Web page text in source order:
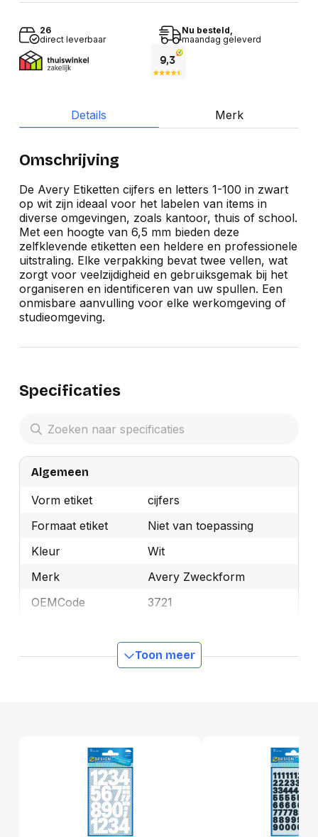
26
direct leverbaar
Nu besteld,
maandag geleverd
Details Merk
Omschrijving
De Avery Etiketten cijfers en letters 1-100 in zwart
op wit zijn ideaal voor het labelen van items in
diverse omgevingen, zoals kantoor, thuis of school.
Met een hoogte van 6,5 mm bieden deze
zelfklevende etiketten een heldere en professionele
uitstraling. Elke verpakking bevat twee vellen, wat
zorgt voor veelzijdigheid en gebruiksgemak bij het
organiseren en identificeren van uw spullen. Een
onmisbare aanvulling voor elke werkomgeving of
studieomgeving.
Specificaties
Algemeen
Vorm etiket
cijfers
Formaat etiket
Niet van toepassing
Kleur
Wit
Merk
Avery Zweckform
OEMCode
3721
4004182037218
Toon meer